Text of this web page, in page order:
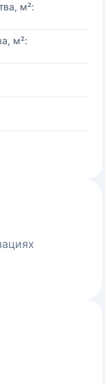
м²:
м²: